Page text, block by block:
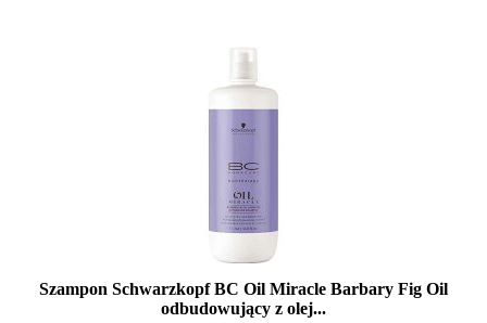
Szampon Schwarzkopf BC Oil Miracle Barbary Fig Oil
odbudowujący z olej...